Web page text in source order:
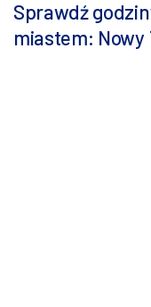
Sprawdź
miastem: Nowy